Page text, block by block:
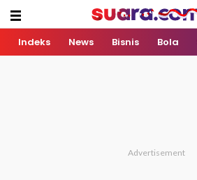
Indeks News Bisnis Bola